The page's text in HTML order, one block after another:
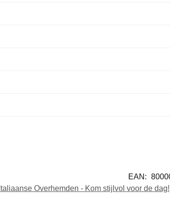
EAN:
Italiaanse Overhemden - Kom stijlvol voor de dag!